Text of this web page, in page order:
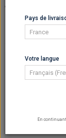
ARTIKEL DES
Pays de
Votre langue
En